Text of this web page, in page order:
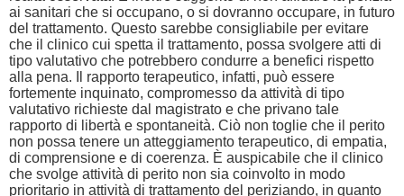
ai sanitari che si occupano, o si dovranno occupare, in futuro
del trattamento. Questo sarebbe consigliabile per evitare
che il clinico cui spetta il trattamento, possa svolgere atti di
tipo valutativo che potrebbero condurre a benefici rispetto
alla pena. Il rapporto terapeutico, infatti, può essere
fortemente inquinato, compromesso da attività di tipo
valutativo richieste dal magistrato e che privano tale
rapporto di libertà e spontaneità. Ciò non toglie che il perito
non possa tenere un atteggiamento terapeutico, di empatia,
di comprensione e di coerenza. È auspicabile che il clinico
che svolge attività di perito non sia coinvolto in modo
prioritario in attività di trattamento del periziando, in quanto